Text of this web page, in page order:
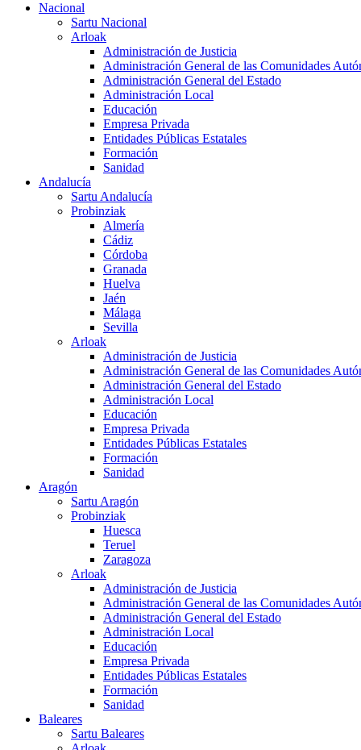
Nacional
Sartu Nacional
Arloak
Administración de Justicia
Administración General de las Comunidades
Administración General del Estado
Administración Local
Educación
Empresa Privada
Entidades Públicas Estatales
Formación
Sanidad
Andalucía
Sartu Andalucía
Probinziak
Almería
Cádiz
Córdoba
Granada
Huelva
Jaén
Málaga
Sevilla
Arloak
Administración de Justicia
Administración General de las Comunidades
Administración General del Estado
Administración Local
Educación
Empresa Privada
Entidades Públicas Estatales
Formación
Sanidad
Aragón
Sartu Aragón
Probinziak
Huesca
Teruel
Zaragoza
Arloak
Administración de Justicia
Administración General de las Comunidades
Administración General del Estado
Administración Local
Educación
Empresa Privada
Entidades Públicas Estatales
Formación
Sanidad
Baleares
Sartu Baleares